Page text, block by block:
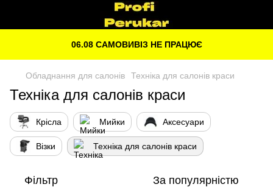
06.08 САМОВИВІЗ НЕ ПРАЦЮЄ
Обладнання для салонів Техніка для салонів краси
Техніка для салонів краси
Крісла Мийки Аксесуари
Візки Техніка для салонів краси
Фільтр За популярністю